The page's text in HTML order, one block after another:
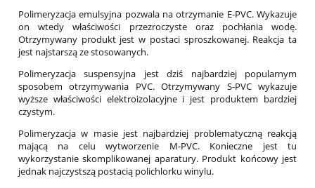
Polimeryzacja emulsyjna pozwala na otrzymanie E-PVC. Wykazuje
on wtedy właściwości przezroczyste oraz pochłania wodę.
Otrzymywany produkt jest w postaci sproszkowanej. Reakcja ta
jest najstarszą ze stosowanych.
Polimeryzacja suspensyjna jest dziś najbardziej popularnym
sposobem otrzymywania PVC. Otrzymywany S-PVC wykazuje
wyższe właściwości elektroizolacyjne i jest produktem bardziej
czystym.
Polimeryzacja w masie jest najbardziej problematyczną reakcją
mającą na celu wytworzenie M-PVC. Konieczne jest tu
wykorzystanie skomplikowanej aparatury. Produkt końcowy jest
jednak najczystszą postacią polichlorku winylu.